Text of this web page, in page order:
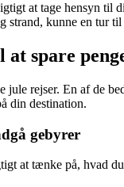
at tage hensyn til
kunne en tur
spare
jule rejser. En af de
din destination.
gebyrer
at tænke på, hvad